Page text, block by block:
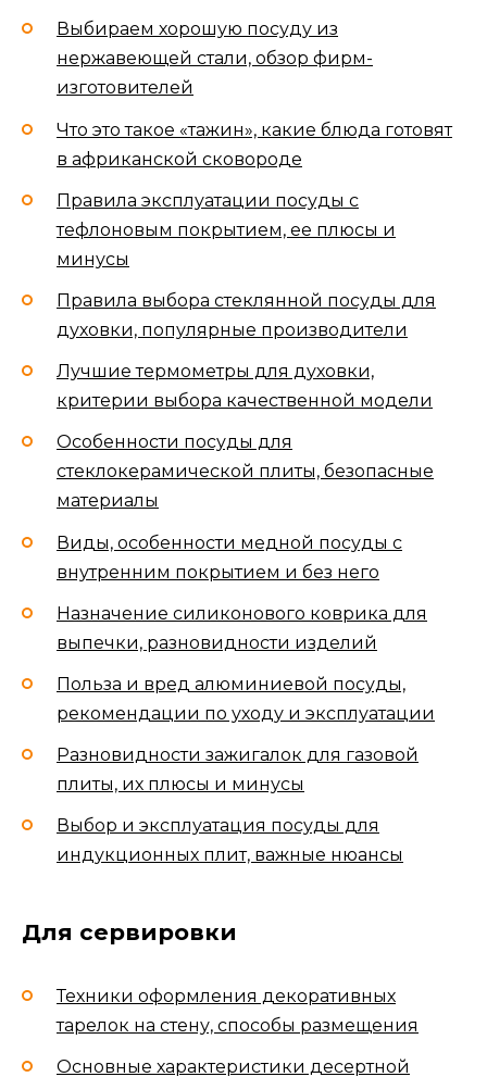
Выбираем хорошую посуду из
нержавеющей стали, обзор фирм-
изготовителей
Что это такое «тажин», какие блюда готовят
в африканской сковороде
Правила эксплуатации посуды с
тефлоновым покрытием, ее плюсы и
минусы
Правила выбора стеклянной посуды для
духовки, популярные производители
Лучшие термометры для духовки,
критерии выбора качественной модели
Особенности посуды для
стеклокерамической плиты, безопасные
материалы
Виды, особенности медной посуды с
внутренним покрытием и без него
Назначение силиконового коврика для
выпечки, разновидности изделий
Польза и вред алюминиевой посуды,
рекомендации по уходу и эксплуатации
Разновидности зажигалок для газовой
плиты, их плюсы и минусы
Выбор и эксплуатация посуды для
индукционных плит, важные нюансы
Для сервировки
Техники оформления декоративных
тарелок на стену, способы размещения
Основные характеристики десертной